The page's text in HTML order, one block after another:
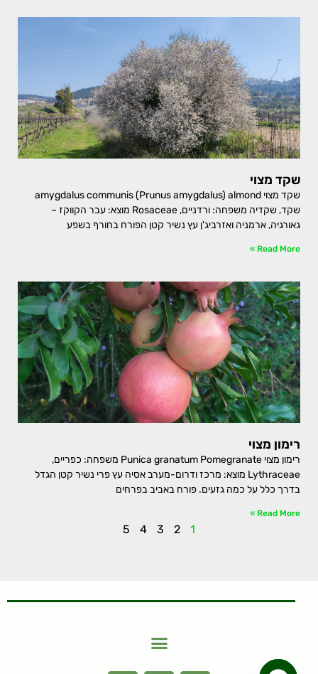
שקד מצוי
שקד, שקדיה משפחה: ורדניים, Rosaceae מוצא: עבר הקווקז –
גאורגיה, ארמניה ואזרביג'ן עץ נשיר קטן הפורח בחורף בשפע
Read More »
רימון מצוי
רימון מצוי Punica granatum Pomegranate משפחה: כפריים,
Lythraceae מוצא: מרכז ודרום-מערב אסיה עץ פרי נשיר קטן הגדל
בדרך כלל על כמה גזעים. פורח באביב בפרחים
Read More »
1
2
3
4
5